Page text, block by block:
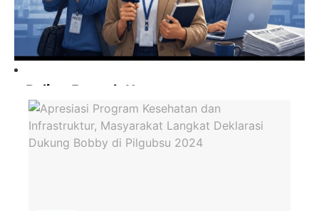
Paling Banyak Komentar